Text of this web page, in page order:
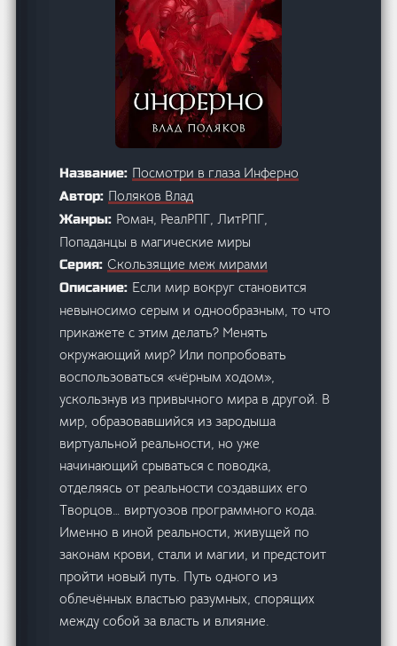
Название: Посмотри в глаза Инферно
Автор: Поляков Влад
Жанры: Роман, РеалРПГ, ЛитРПГ,
Попаданцы в магические миры
Серия:Скользящие меж мирами
Описание: Если мир вокруг становится
невыносимо серым и однообразным, то что
прикажете с этим делать? Менять
окружающий мир? Или попробовать
воспользоваться «чёрным ходом»,
ускользнув из привычного мира в другой. В
мир, образовавшийся из зародыша
виртуальной реальности, но уже
начинающий срываться с поводка,
отделяясь от реальности создавших его
Творцов… виртуозов программного кода.
Именно в иной реальности, живущей по
законам крови, стали и магии, и предстоит
пройти новый путь. Путь одного из
облечённых властью разумных, спорящих
между собой за власть и влияние.